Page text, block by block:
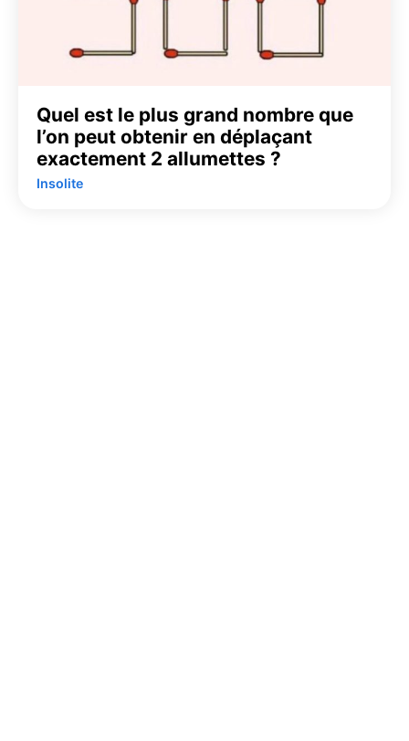
Quel est le plus grand nombre que
l’on peut obtenir en déplaçant
exactement 2 allumettes ?
Insolite